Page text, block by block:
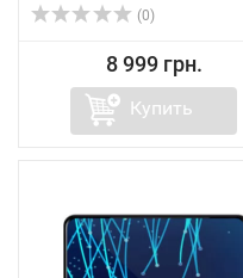
(0)
8 999 грн.
Купить